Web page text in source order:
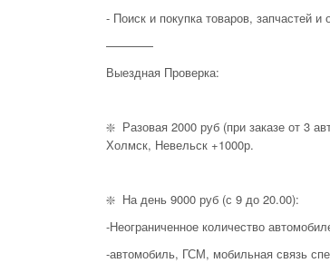
- Поиск и покупка товаров, запчастей и
————
Выездная Проверка:
❇️ Разовая 2000 руб (при заказе от 3
Холмск, Невельск +1000р.
❇️ На день 9000 руб (с 9 до 20.00):
-Неограниченное количество
-автомобиль, ГСМ, мобильная связь